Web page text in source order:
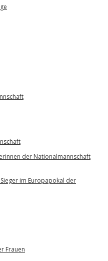
der Nationalmannschaft
im Europapokal der
Frauen